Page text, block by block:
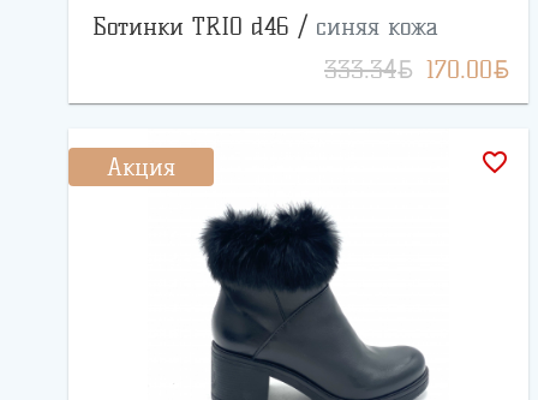
Ботинки TRIO d46 / синяя кожа
333.34BYN 170.00BYN
Акция favorite_border